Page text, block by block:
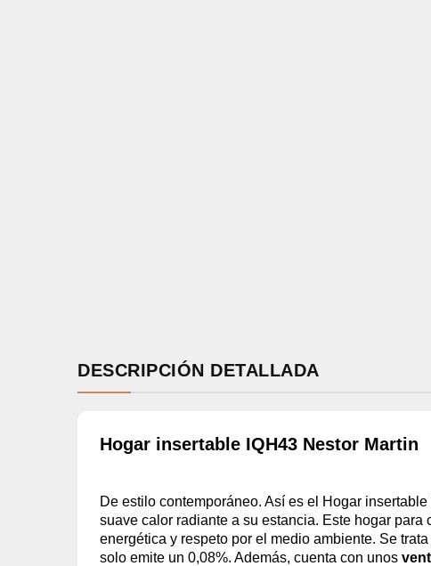
DESCRIPCIÓN DETALLADA
Hogar insertable IQH43 Nestor Martin
De estilo contemporáneo. Así es el Hogar
suave calor radiante a su estancia. Este hogar para
energética y respeto por el medio ambiente. Se
solo emite un 0,08%. Además, cuenta con unos